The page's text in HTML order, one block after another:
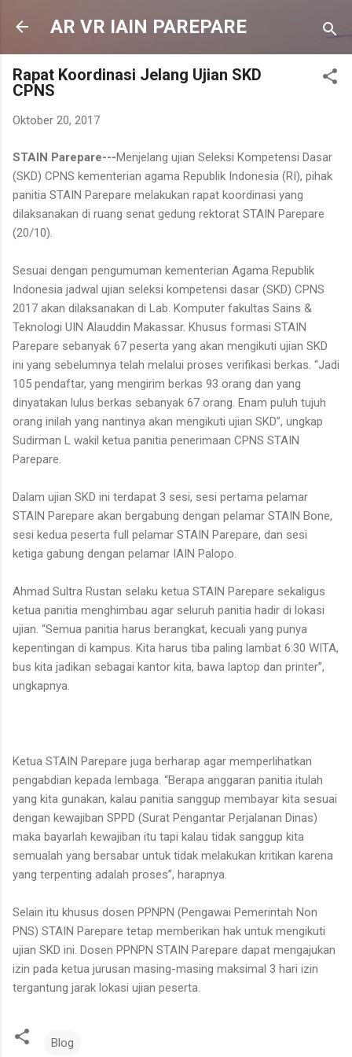
Langsung ke konten utama
AR VR IAIN PAREPARE
Rapat Koordinasi Jelang Ujian SKD
CPNS
Oktober 20, 2017
STAIN Parepare---Menjelang ujian Seleksi Kompetensi Dasar
(SKD) CPNS kementerian agama Republik Indonesia (RI), pihak
panitia STAIN Parepare melakukan rapat koordinasi yang
dilaksanakan di ruang senat gedung rektorat STAIN Parepare
(20/10).
Sesuai dengan pengumuman kementerian Agama Republik
Indonesia jadwal ujian seleksi kompetensi dasar (SKD) CPNS
2017 akan dilaksanakan di Lab. Komputer fakultas Sains &
Teknologi UIN Alauddin Makassar. Khusus formasi STAIN
Parepare sebanyak 67 peserta yang akan mengikuti ujian SKD
ini yang sebelumnya telah melalui proses verifikasi berkas. “Jadi
105 pendaftar, yang mengirim berkas 93 orang dan yang
dinyatakan lulus berkas sebanyak 67 orang. Enam puluh tujuh
orang inilah yang nantinya akan mengikuti ujian SKD”, ungkap
Sudirman L wakil ketua panitia penerimaan CPNS STAIN
Parepare.
Dalam ujian SKD ini terdapat 3 sesi, sesi pertama pelamar
STAIN Parepare akan bergabung dengan pelamar STAIN Bone,
sesi kedua peserta full pelamar STAIN Parepare, dan sesi
ketiga gabung dengan pelamar IAIN Palopo.
Ahmad Sultra Rustan selaku ketua STAIN Parepare sekaligus
ketua panitia menghimbau agar seluruh panitia hadir di lokasi
ujian. “Semua panitia harus berangkat, kecuali yang punya
kepentingan di kampus. Kita harus tiba paling lambat 6:30 WITA,
bus kita jadikan sebagai kantor kita, bawa laptop dan printer”,
ungkapnya.
Ketua STAIN Parepare juga berharap agar memperlihatkan
pengabdian kepada lembaga. “Berapa anggaran panitia itulah
yang kita gunakan, kalau panitia sanggup membayar kita sesuai
dengan kewajiban SPPD (Surat Pengantar Perjalanan Dinas)
maka bayarlah kewajiban itu tapi kalau tidak sanggup kita
semualah yang bersabar untuk tidak melakukan kritikan karena
yang terpenting adalah proses”, harapnya.
Selain itu khusus dosen PPNPN (Pengawai Pemerintah Non
PNS) STAIN Parepare tetap memberikan hak untuk mengikuti
ujian SKD ini. Dosen PPNPN STAIN Parepare dapat mengajukan
izin pada ketua jurusan masing-masing maksimal 3 hari izin
tergantung jarak lokasi ujian peserta.
Blog